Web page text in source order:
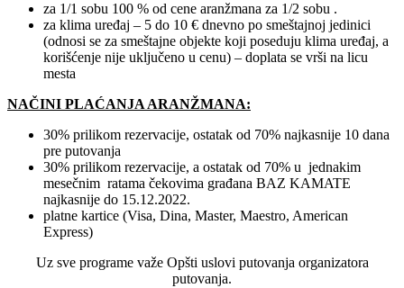
za 1/1 sobu 100 % od cene aranžmana za 1/2 sobu .
za klima uređaj – 5 do 10 € dnevno po smeštajnoj jedinici
(odnosi se za smeštajne objekte koji poseduju klima uređaj, a
korišćenje nije uključeno u cenu) – doplata se vrši na licu
mesta
NAČINI PLAĆANJA ARANŽMANA:
30% prilikom rezervacije, ostatak od 70% najkasnije 10 dana
pre putovanja
30% prilikom rezervacije, a ostatak od 70% u jednakim
mesečnim ratama čekovima građana BAZ KAMATE
najkasnije do 15.12.2022.
platne kartice (Visa, Dina, Master, Maestro, American
Express)
Uz sve programe važe Opšti uslovi putovanja organizatora
putovanja.